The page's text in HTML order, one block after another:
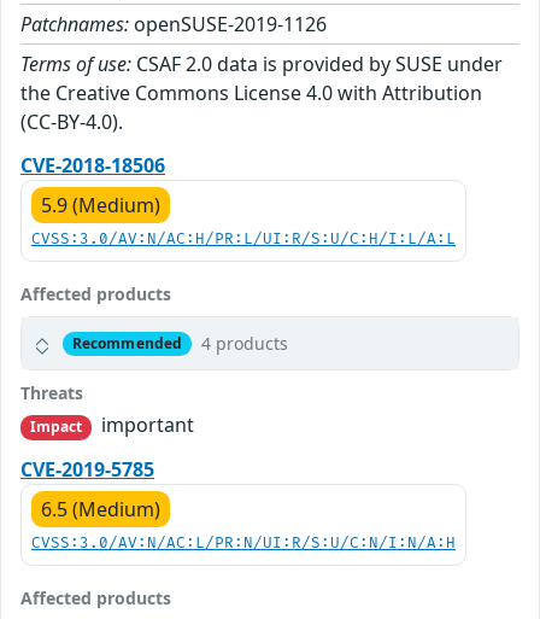
Patchnames: openSUSE-2019-1126
Terms of use: CSAF 2.0 data is provided by SUSE under
the Creative Commons License 4.0 with Attribution
(CC-BY-4.0).
CVE-2018-18506
5.9 (Medium)
CVSS:3.0/AV:N/AC:H/PR:L/UI:R/S:U/C:H/I:L/A:L
Affected products
Recommended 4 products
Threats
Impact
important
CVE-2019-5785
6.5 (Medium)
CVSS:3.0/AV:N/AC:L/PR:N/UI:R/S:U/C:N/I:N/A:H
Affected products